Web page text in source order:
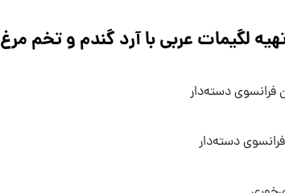
لگیمات عربی با آرد گندم و تخم مرغ